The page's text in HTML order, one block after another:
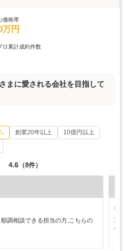
価格帯
万円
ロ累計成約件数
まに愛される会社を目指して
創業20年以上
10億円以上
4.6 （8件）
調相談できる担当の方,こちらの
工
件